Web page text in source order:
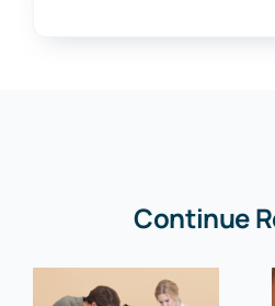
Continue